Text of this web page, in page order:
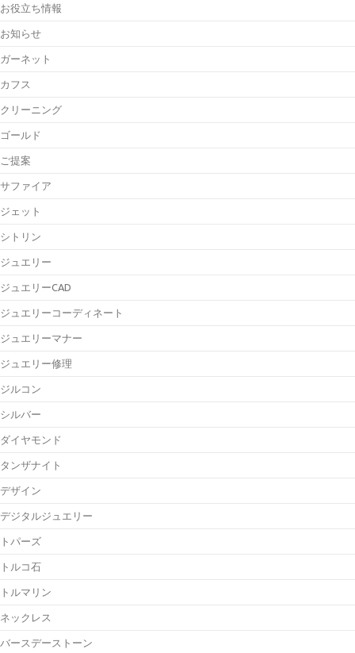
お役立ち情報
お知らせ
ガーネット
カフス
クリーニング
ゴールド
ご提案
サファイア
ジェット
シトリン
ジュエリー
ジュエリーCAD
ジュエリーコーディネート
ジュエリーマナー
ジュエリー修理
ジルコン
シルバー
ダイヤモンド
タンザナイト
デザイン
デジタルジュエリー
トパーズ
トルコ石
トルマリン
ネックレス
バースデーストーン